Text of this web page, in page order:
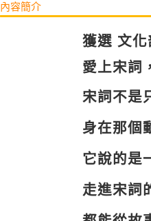
內容簡介
獲選 文
愛上宋詞
宋詞不是
身在那個
它說的是
走進宋詞